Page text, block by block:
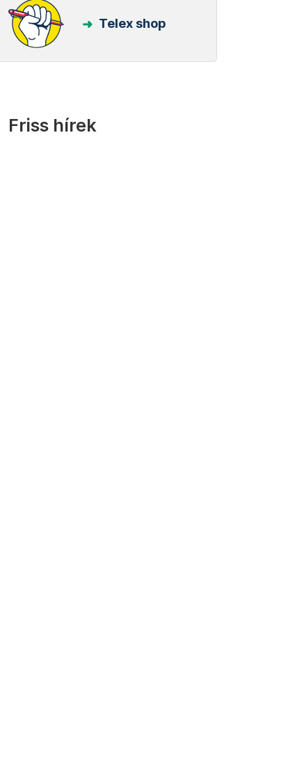
Telex shop
Friss hírek